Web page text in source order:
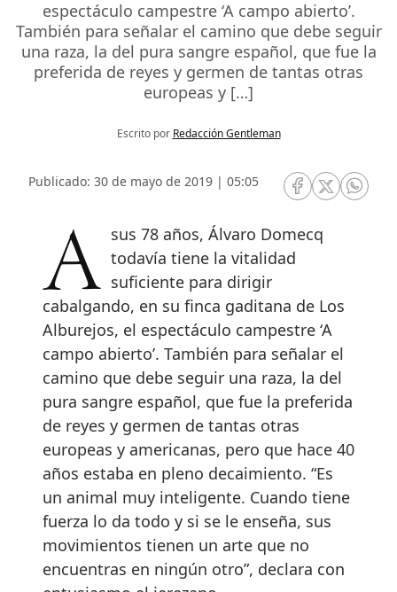
espectáculo campestre ‘A campo abierto’.
También para señalar el camino que debe seguir
una raza, la del pura sangre español, que fue la
preferida de reyes y germen de tantas otras
europeas y […]
Escrito por Redacción Gentleman
Publicado: 30 de mayo de 2019 | 05:05
RRSS Facebook
RRSSRRSS
A sus 78 años, Álvaro Domecq todavía tiene la vitalidad
suficiente para dirigir
cabalgando, en su finca gaditana de Los
Alburejos, el espectáculo campestre ‘A
campo abierto’. También para señalar el
camino que debe seguir una raza, la del
pura sangre español, que fue la preferida
de reyes y germen de tantas otras
europeas y americanas, pero que hace 40
años estaba en pleno decaimiento. “Es
un animal muy inteligente. Cuando tiene
fuerza lo da todo y si se le enseña, sus
movimientos tienen un arte que no
encuentras en ningún otro”, declara con